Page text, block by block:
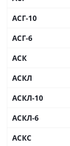
АСГ-10
АСГ-6
АСК
АСКЛ
АСКЛ-10
АСКЛ-6
АСКС